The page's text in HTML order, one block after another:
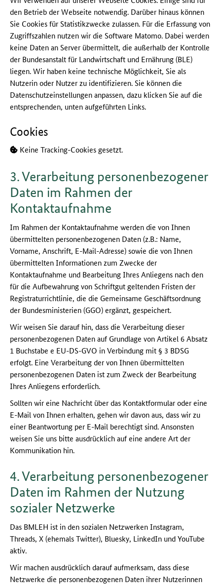
den Betrieb der Webseite notwendig. Darüber hinaus können
Sie Cookies für Statistikzwecke zulassen. Für die Erfassung von
Zugriffszahlen nutzen wir die Software Matomo. Dabei werden
keine Daten an Server übermittelt, die außerhalb der Kontrolle
der Bundesanstalt für Landwirtschaft und Ernährung (BLE)
liegen. Wir haben keine technische Möglichkeit, Sie als
Nutzerin oder Nutzer zu identifizieren. Sie können die
Datenschutzeinstellungen anpassen, dazu klicken Sie auf die
entsprechenden, unten aufgeführten Links.
Cookies
Keine Tracking-Cookies gesetzt.
3. Verarbeitung personenbezogener
Daten im Rahmen der
Kontaktaufnahme
Im Rahmen der Kontaktaufnahme werden die von Ihnen
übermittelten personenbezogenen Daten (z.B.: Name,
Vorname, Anschrift, E-Mail-Adresse) sowie die von Ihnen
übermittelten Informationen zum Zwecke der
Kontaktaufnahme und Bearbeitung Ihres Anliegens nach den
für die Aufbewahrung von Schriftgut geltenden Fristen der
Registraturrichtlinie, die die Gemeinsame Geschäftsordnung
der Bundesministerien (GGO) ergänzt, gespeichert.
Wir weisen Sie darauf hin, dass die Verarbeitung dieser
personenbezogenen Daten auf Grundlage von Artikel 6 Absatz
1 Buchstabe e EU-DS-GVO in Verbindung mit § 3 BDSG
erfolgt. Eine Verarbeitung der von Ihnen übermittelten
personenbezogenen Daten ist zum Zweck der Bearbeitung
Ihres Anliegens erforderlich.
Sollten wir eine Nachricht über das Kontaktformular oder eine
E-Mail von Ihnen erhalten, gehen wir davon aus, dass wir zu
einer Beantwortung per E-Mail berechtigt sind. Ansonsten
weisen Sie uns bitte ausdrücklich auf eine andere Art der
Kommunikation hin.
4. Verarbeitung personenbezogener
Daten im Rahmen der Nutzung
sozialer Netzwerke
Das BMLEH ist in den sozialen Netzwerken Instagram,
Threads, X (ehemals Twitter), Bluesky, LinkedIn und YouTube
aktiv.
Wir machen ausdrücklich darauf aufmerksam, dass diese
Netzwerke die personenbezogenen Daten ihrer Nutzerinnen